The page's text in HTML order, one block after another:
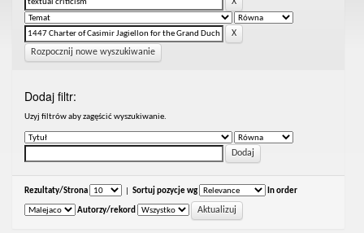
Rozpocznij nowe wyszukiwanie
Dodaj filtr:
Uzyj filtrów aby zagęścić wyszukiwanie.
Rezultaty/Strona Sortuj pozycje wg In order
Autorzy/rekord